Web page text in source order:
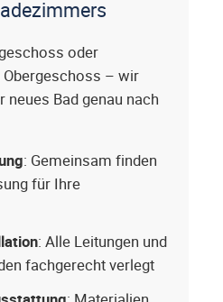
oder
– wir
neues Bad genau nach
: Gemeinsam finden
für Ihre
: Alle Leitungen und
fachgerecht verlegt